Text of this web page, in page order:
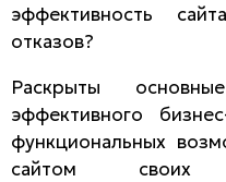
эффективность
отказов?
Раскрыты
эффективного
функциональных
сайтом своих